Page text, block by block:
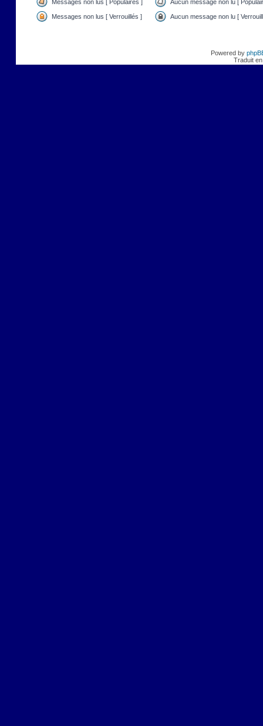
Messages non lus [ Populaires ] Aucun message non lu [
Messages non lus [ Verrouillés ] Aucun message non lu [
Powered by
Traduit